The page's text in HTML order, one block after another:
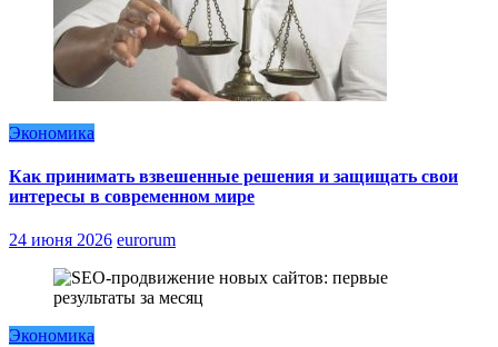
Экономика
Как принимать взвешенные решения и защищать свои
интересы в современном мире
24 июня 2026 eurorum
Экономика